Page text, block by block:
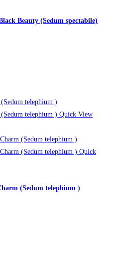
Beauty (Sedum spectabile)
Quick View
Quick
(Sedum telephium )